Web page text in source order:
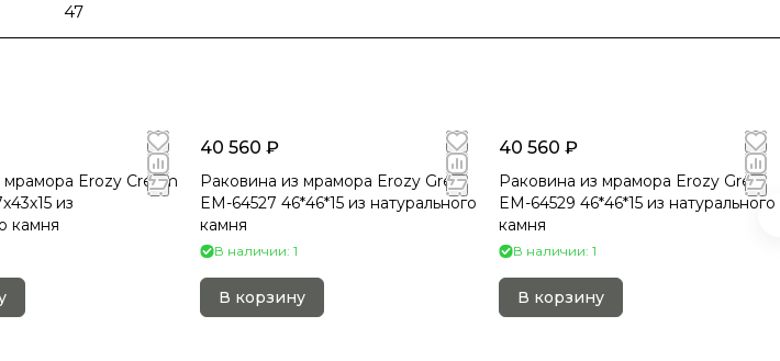
47
мрамора Erozy Cream
из
камня
40 560 ₽
Раковина из мрамора Erozy Grey
EM-64527 46*46*15 из натурального
камня
В наличии: 1
В корзину
40 560 ₽
Раковина из мрамора Erozy Grey
EM-64529 46*46*15 из натурального
камня
В наличии: 1
В корзину